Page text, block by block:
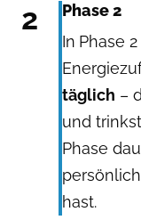
2
Phase 2
In Phase
täglich –
und
Phase
hast.